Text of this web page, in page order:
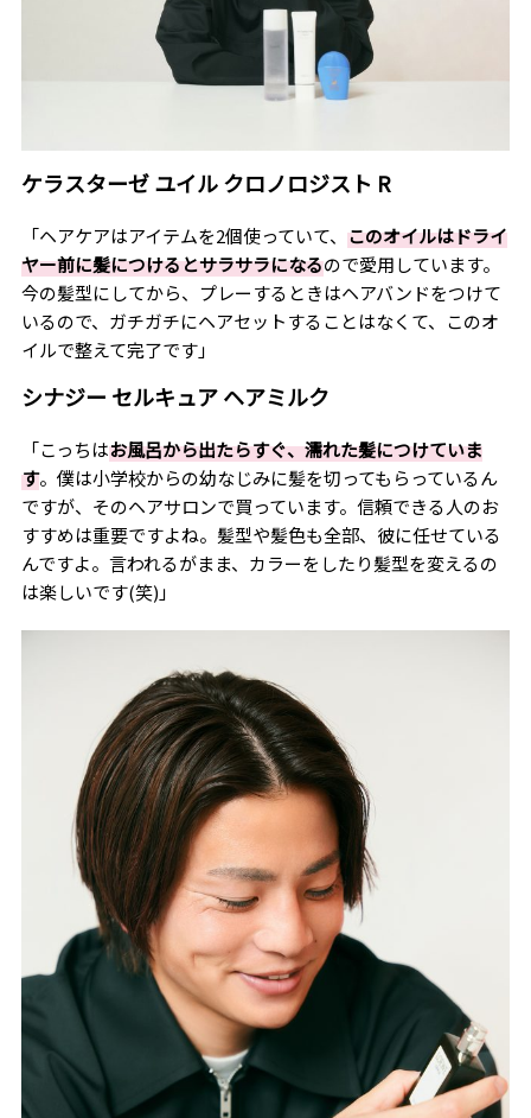
ケラスターゼ ユイル クロノロジスト R
「ヘアケアはアイテムを2個使っていて、 このオイルはドライ
ヤー前に髪につけるとサラサラになるので愛用しています。
今の髪型にしてから、プレーするときはヘアバンドをつけて
いるので、ガチガチにヘアセットすることはなくて、このオ
イルで整えて完了です」
シナジー セルキュア ヘアミルク
「こっちはお風呂から出たらすぐ、濡れた髪につけていま
す。僕は小学校からの幼なじみに髪を切ってもらっているん
ですが、そのヘアサロンで買っています。信頼できる人のお
すすめは重要ですよね。髪型や髪色も全部、彼に任せている
んですよ。言われるがまま、カラーをしたり髪型を変えるの
は楽しいです(笑) 」